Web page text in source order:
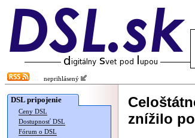
neprihlásený
DSL pripojenie
Ceny DSL
Dostupnosť DSL
Fórum o DSL
znížilo